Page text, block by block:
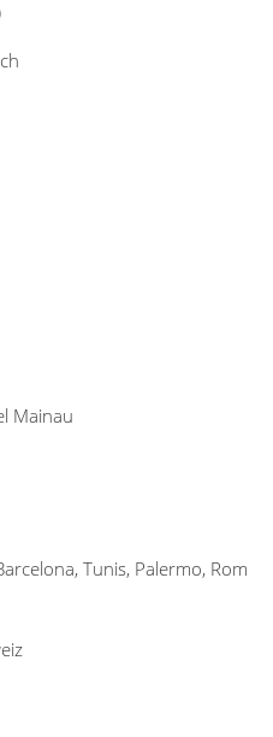
Mainau
Tunis, Palermo, Rom